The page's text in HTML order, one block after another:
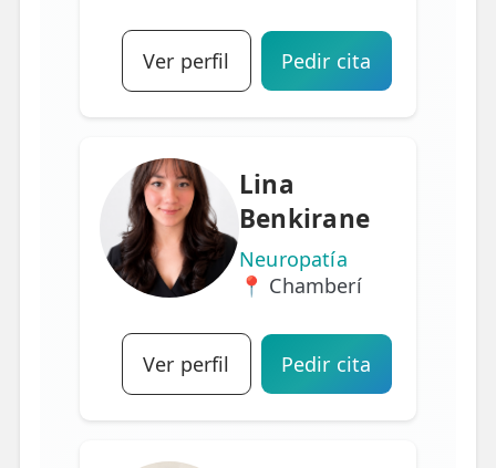
Ver perfil Pedir cita
Lina
Benkirane
Neuropatía
📍 Chamberí
Ver perfil Pedir cita